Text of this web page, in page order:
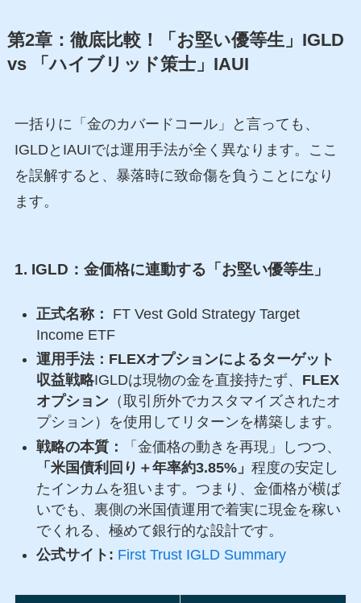
第2章：徹底比較！「お堅い優等生」IGLD
vs 「ハイブリッド策士」IAUI
一括りに「金のカバードコール」と言っても、
IGLDとIAUIでは運用手法が全く異なります。ここ
を誤解すると、暴落時に致命傷を負うことになり
ます。
1. IGLD：金価格に連動する「お堅い優等生」
正式名称：
FT Vest Gold Strategy Target
Income ETF
運用手法：FLEXオプションによるターゲット
収益戦略IGLDは現物の金を直接持たず、 FLEX
オプション（取引所外でカスタマイズされたオ
プション）を使用してリターンを構築します。
戦略の本質：
「金価格の動きを再現」しつつ、
「米国債利回り＋年率約3.85%」 程度の安定し
たインカムを狙います。つまり、金価格が横ば
いでも、裏側の米国債運用で着実に現金を稼い
でくれる、極めて銀行的な設計です。
公式サイト: First Trust IGLD Summary